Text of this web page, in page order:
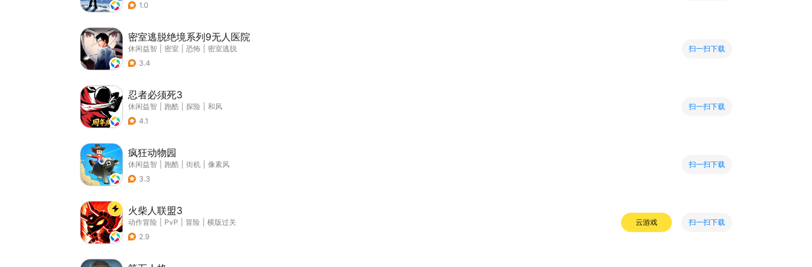
1.0
密室逃脱绝境系列9无人医院
休闲益智 密室 恐怖
密室逃脱
3.4
扫一扫下载
忍者必须死3
休闲益智 跑酷 探险
和风
4.1
扫一扫下载
疯狂动物园
休闲益智 跑酷 街机
像素风
3.3
扫一扫下载
火柴人联盟3
动作冒险 PvP 冒险
横版过关
2.9
云游戏 扫一扫下载